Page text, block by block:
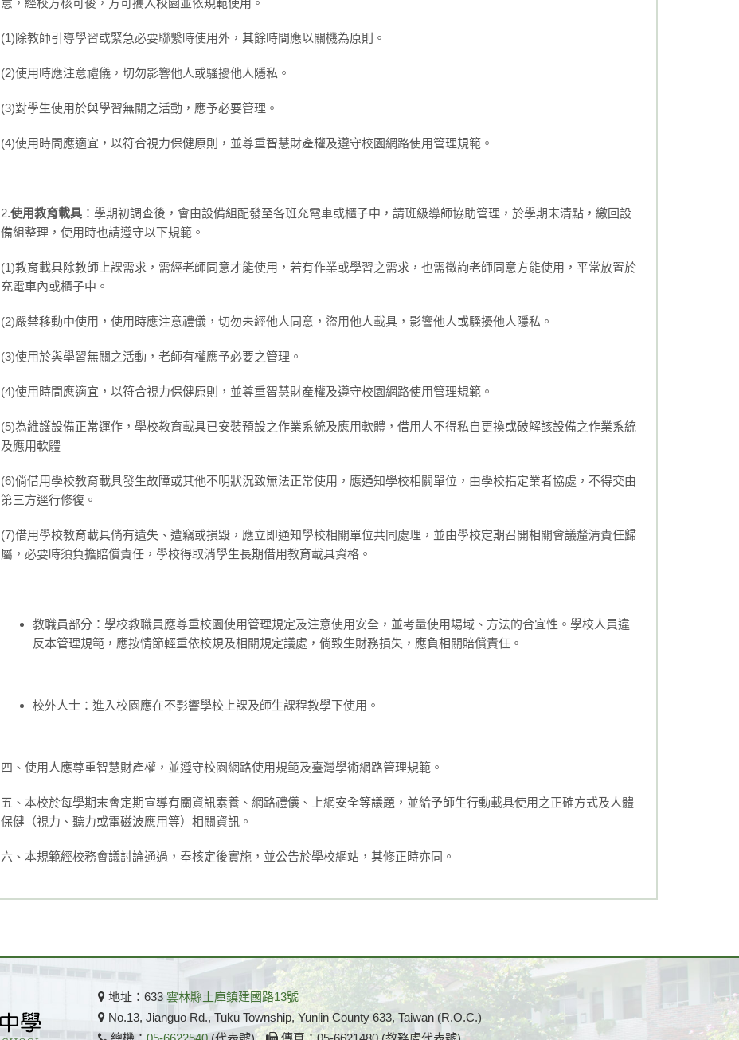
意，經校方核可後，方可攜入校園並依規範使用。
(1)除教師引導學習或緊急必要聯繫時使用外，其餘時間應以關機為原則。
(2)使用時應注意禮儀，切勿影響他人或騷擾他人隱私。
(3)對學生使用於與學習無關之活動，應予必要管理。
(4)使用時間應適宜，以符合視力保健原則，並尊重智慧財產權及遵守校園網路使用管理規範。
2.使用教育載具：學期初調查後，會由設備組配發至各班充電車或櫃子中，請班級導師協助管理，於學期末清點，繳回設
備組整理，使用時也請遵守以下規範。
(1)教育載具除教師上課需求，需經老師同意才能使用，若有作業或學習之需求，也需徵詢老師同意方能使用，平常放置於
充電車內或櫃子中。
(2)嚴禁移動中使用，使用時應注意禮儀，切勿未經他人同意，盜用他人載具，影響他人或騷擾他人隱私。
(3)使用於與學習無關之活動，老師有權應予必要之管理。
(4)使用時間應適宜，以符合視力保健原則，並尊重智慧財產權及遵守校園網路使用管理規範。
(5)為維護設備正常運作，學校教育載具已安裝預設之作業系統及應用軟體，借用人不得私自更換或破解該設備之作業系統
及應用軟體
(6)倘借用學校教育載具發生故障或其他不明狀況致無法正常使用，應通知學校相關單位，由學校指定業者協處，不得交由
第三方逕行修復。
(7)借用學校教育載具倘有遺失、遭竊或損毀，應立即通知學校相關單位共同處理，並由學校定期召開相關會議釐清責任歸
屬，必要時須負擔賠償責任，學校得取消學生長期借用教育載具資格。
教職員部分：學校教職員應尊重校園使用管理規定及注意使用安全，並考量使用場域、方法的合宜性。學校人員違
反本管理規範，應按情節輕重依校規及相關規定議處，倘致生財務損失，應負相關賠償責任。
校外人士：進入校園應在不影響學校上課及師生課程教學下使用。
四、使用人應尊重智慧財產權，並遵守校園網路使用規範及臺灣學術網路管理規範。
五、本校於每學期末會定期宣導有關資訊素養、網路禮儀、上網安全等議題，並給予師生行動載具使用之正確方式及人體
保健（視力、聽力或電磁波應用等）相關資訊。
六、本規範經校務會議討論通過，奉核定後實施，並公告於學校網站，其修正時亦同。
地址：633 雲林縣土庫鎮建國路13號
No.13, Jianguo Rd., Tuku Township, Yunlin County 633, Taiwan (R.O.C.)